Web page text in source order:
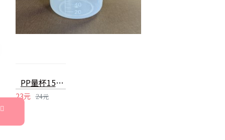
PP量杯150ml 刻度量杯 計量杯 塑膠燒杯
23元 24元